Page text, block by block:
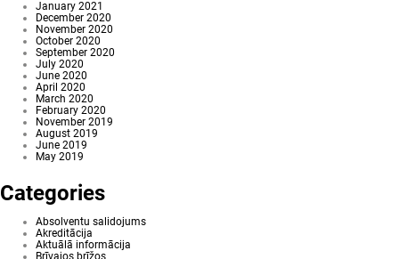
January 2021
December 2020
November 2020
October 2020
September 2020
July 2020
June 2020
April 2020
March 2020
February 2020
November 2019
August 2019
June 2019
May 2019
Categories
Absolventu salidojums
Akreditācija
Aktuālā informācija
Brīvajos brīžos